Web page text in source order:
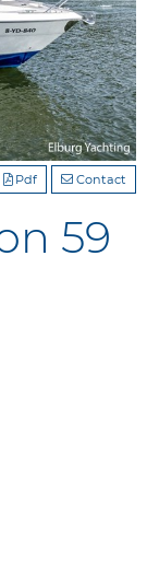
Contact
Pdf
59